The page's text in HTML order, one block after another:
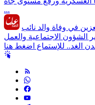
...
في وفاة والد نائب